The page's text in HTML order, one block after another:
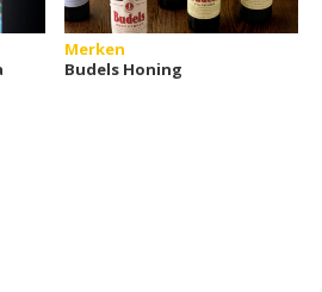
Merken
Budels Honing